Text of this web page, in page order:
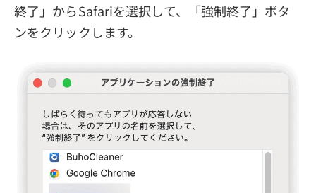
終了」からSafariを選択して、「強制終了」ボタ
ンをクリックします。